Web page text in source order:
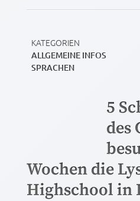
KATEGORIEN
ALLGEMEINE INFOS
SPRACHEN
5
des
Wochen die
Highschool in